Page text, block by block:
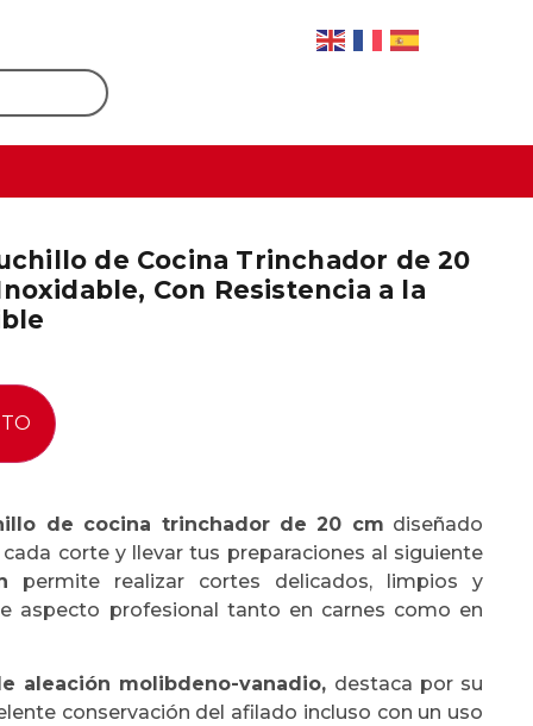
de Cocina Trinchador de 20
Con Resistencia a la
de cocina trinchador de 20 cm diseñado
corte y llevar tus preparaciones al siguiente
permite realizar cortes delicados, limpios y
aspecto profesional tanto en carnes como en
aleación molibdeno-vanadio, destaca por su
conservación del afilado incluso con un uso